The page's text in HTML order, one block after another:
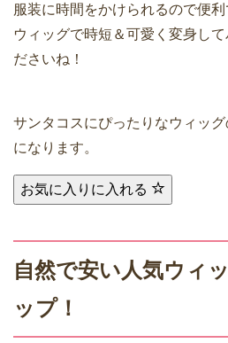
服装に時間をかけられるので便
ウィッグで時短＆可愛く変身し
ださいね！
サンタコスにぴったりなウィッ
になります。
お気に入りに入れる
自然で安い人気ウィ
ップ！